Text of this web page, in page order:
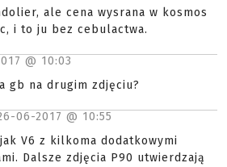
ale cena wysrana w kosmos
i to ju bez cebulactwa.
@ 10:03
gb na drugim zdjęciu?
06-2017 @ 10:55
V6 z kilkoma dodatkowymi
Dalsze zdjęcia P90 utwierdzają